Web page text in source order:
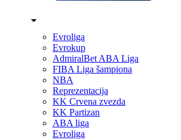
Evroliga
Evrokup
AdmiralBet ABA Liga
FIBA Liga šampiona
NBA
Reprezentacija
KK Crvena zvezda
KK Partizan
ABA liga
Evroliga